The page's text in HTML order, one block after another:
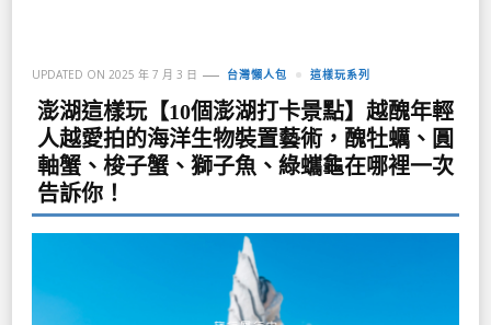
UPDATED ON 2025 年 7 月 3 日 台灣懶人包 這樣玩系列
澎湖這樣玩【10個澎湖打卡景點】越醜年輕
人越愛拍的海洋生物裝置藝術，醜牡蠣、圓
軸蟹、梭子蟹、獅子魚、綠蠵龜在哪裡一次
告訴你！